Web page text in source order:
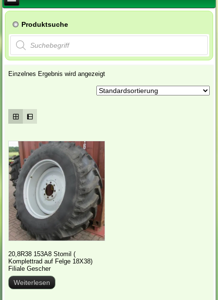
Produktsuche
Products
search
Einzelnes Ergebnis wird angezeigt
20,8R38 153A8 Stomil (
Komplettrad auf Felge 18X38)
Filiale Gescher
Weiterlesen